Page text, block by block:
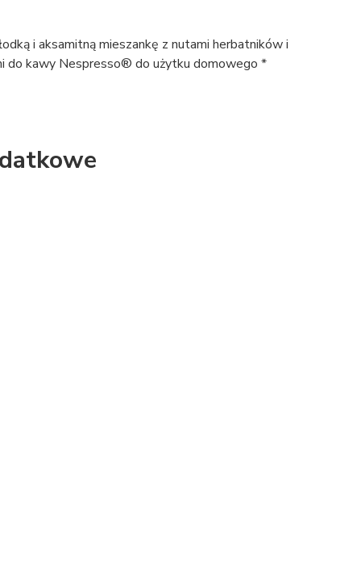
i aksamitną mieszankę z nutami herbatników i
do kawy Nespresso® do użytku domowego *